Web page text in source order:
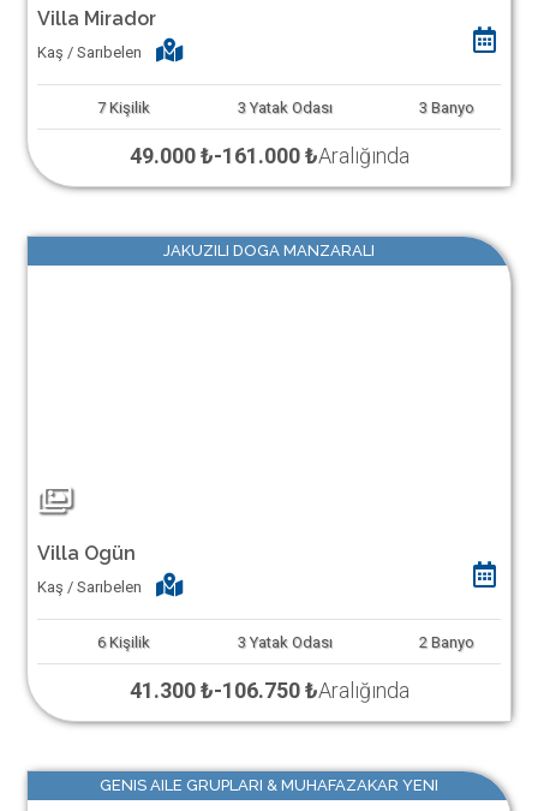
Villa Mirador
Kaş / Sarıbelen
7 Kişilik 3 Yatak Odası 3 Banyo
49.000 ₺-161.000 ₺Aralığında
JAKUZILI DOGA MANZARALI
Villa Ogün
Kaş / Sarıbelen
6 Kişilik 3 Yatak Odası 2 Banyo
41.300 ₺-106.750 ₺Aralığında
GENIS AILE GRUPLARI & MUHAFAZAKAR YENI